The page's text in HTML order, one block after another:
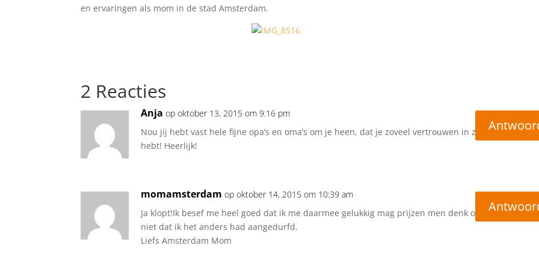
en ervaringen als mom in de stad Amsterdam.
2 Reacties
Anja op oktober 13, 2015 om 9:16 pm
Nou jij hebt vast hele fijne opa’s en oma’s om je heen, dat je zoveel vertrouwen in ze
hebt! Heerlijk!
momamsterdam op oktober 14, 2015 om 10:39 am
Ja klopt!Ik besef me heel goed dat ik me daarmee gelukkig mag prijzen men denk ook
niet dat ik het anders had aangedurfd.
Liefs Amsterdam Mom